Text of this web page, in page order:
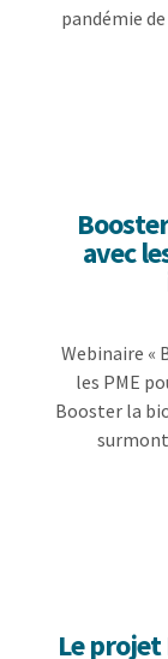
pandémie
avec
Webinaire «
les PME
Booster la
Le projet